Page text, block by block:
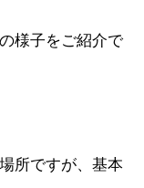
様子をご紹介で
所ですが、基本